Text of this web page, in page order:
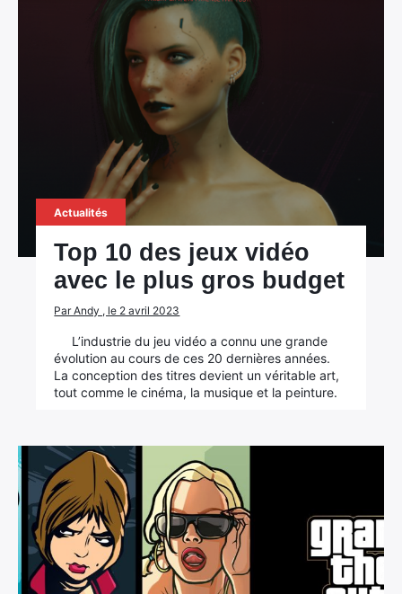
Actualités
Top 10 des jeux vidéo
avec le plus gros budget
Par Andy , le 2 avril 2023
L’industrie du jeu vidéo a connu une grande
évolution au cours de ces 20 dernières années.
La conception des titres devient un véritable art,
tout comme le cinéma, la musique et la peinture.